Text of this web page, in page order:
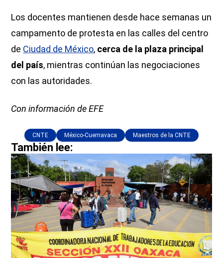
Los docentes mantienen desde hace semanas un
campamento de protesta en las calles del centro
de Ciudad de México, cerca de la plaza principal
del país, mientras continúan las negociaciones
con las autoridades.
Con información de EFE
CNTE México-Cuernavaca Maestros de la CNTE
También lee: